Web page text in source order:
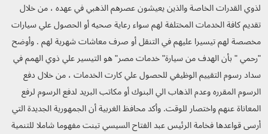
لذوي القدرات الخاصة والذين يعيشون عصرهم الذهبي في عهده ، من خلال
تقديم كافة الخدمات المختلفة لهم سواء رعاية صحيه أو الحصول علي سيارات
مخصصة لهم تيسيرا عليهم في التنقل أو صرف معاشات شهرية لهم . وأوضح
"رحمي " بأن الهدف من سيارة" خدمات مصر" هو التيسير علي ذوي الهمم في
سداد رسوم التقييم الوظيفي للحصول علي كارت الخدمات ، من خلال دفع
الرسوم المقرره وعدم الذهاب الي البنوك أو مكاتب البريد لدفع الرسوم لرفع
المعاناة عنهم واختصار للوقت. وأكد محافظ الغربية أن الجمهورية الجديدة التي
أرسى قواعدها فخامة الرئيس عبد الفتاح السيسي تبنت مفهوما شاملا للتنمية